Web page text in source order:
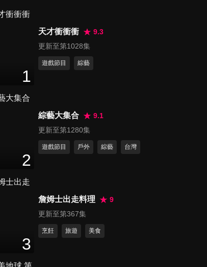
ofiii 歐飛柑仔店｜核彈芭比金
感路線?!
13分鐘
ofiii 歐飛柑仔店｜Fubon
15 分鐘
李雅英,李珠珢重磅登場！挑戰
台語繞口令居然超流利 ?!
16分鐘
李多慧超清涼專訪 - 百吉50週
1
天才衝衝衝
9.3
更新至第1028集
遊戲節目 綜藝
2
綜藝大集合
9.1
更新至第1280集
遊戲節目 戶外 綜藝 台灣
3
詹姆士出走料理
9
更新至第367集
烹飪 旅遊 美食